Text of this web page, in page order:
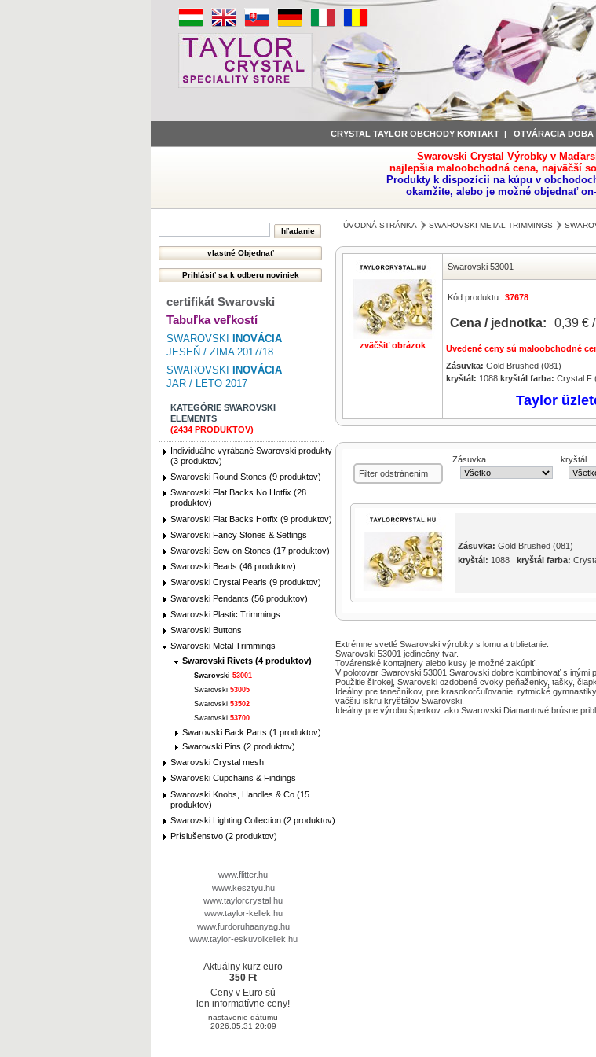
CRYSTAL TAYLOR OBCHODY KONTAKT| OTVÁRACIA DOBA
Swarovski Crystal Výrobky v
najlepšia maloobchodná cena, najväčší
Produkty k dispozícii na kúpu v
okamžite, alebo je možné objednať
certifikát Swarovski
Tabuľka veľkostí
SWAROVSKI
INOVÁCIA
JESEŇ / ZIMA 2017/18
SWAROVSKI
INOVÁCIA
JAR / LETO 2017
KATEGÓRIE SWAROVSKI
ELEMENTS
(2434 PRODUKTOV)
Individuálne vyrábané Swarovski produkty
(3 produktov)
Swarovski Round Stones (9 produktov)
Swarovski Flat Backs No Hotfix (28
produktov)
Swarovski Flat Backs Hotfix (9 produktov)
Swarovski Fancy Stones & Settings
Swarovski Sew-on Stones (17 produktov)
Swarovski Beads (46 produktov)
Swarovski Crystal Pearls (9 produktov)
Swarovski Pendants (56 produktov)
Swarovski Plastic Trimmings
Swarovski Buttons
Swarovski Metal Trimmings
Swarovski Rivets (4 produktov)
Swarovski 53001
Swarovski 53005
Swarovski 53502
Swarovski 53700
Swarovski Back Parts (1 produktov)
Swarovski Pins (2 produktov)
Swarovski Crystal mesh
Swarovski Cupchains & Findings
Swarovski Knobs, Handles & Co (15
produktov)
Swarovski Lighting Collection (2 produktov)
Príslušenstvo (2 produktov)
www.flitter.hu
www.kesztyu.hu
www.taylorcrystal.hu
www.taylor-kellek.hu
www.furdoruhaanyag.hu
www.taylor-eskuvoikellek.hu
Aktuálny kurz euro
350 Ft
Ceny v Euro sú
len informatívne ceny!
nastavenie dátumu
2026.05.31 20:09
ÚVODNÁ STRÁNKA SWAROVSKI METAL TRIMMINGS
zväčšiť obrázok
Swarovski 53001 - -
Kód produktu: 37678
Cena / jednotka: 0,39 €
Uvedené ceny sú maloobchodné
Zásuvka: Gold Brushed (081)
kryštál: 1088 kryštál farba: Crystal F
Taylor
Filter odstránením
Zásuvka kryštál
Zásuvka: Gold Brushed (081)
kryštál: 1088 kryštál farba:
Extrémne svetlé Swarovski výrobky s lomu a trblietanie.
Swarovski 53001 jedinečný tvar.
Továrenské kontajnery alebo kusy je možné zakúpiť.
V polotovar Swarovski 53001 Swarovski dobre kombinovať s inými
Použitie širokej, Swarovski ozdobené cvoky peňaženky, tašky,
Ideálny pre tanečníkov, pre krasokorčuľovanie, rytmické
väčšiu iskru kryštálov Swarovski.
Ideálny pre výrobu šperkov, ako Swarovski Diamantové brúsne